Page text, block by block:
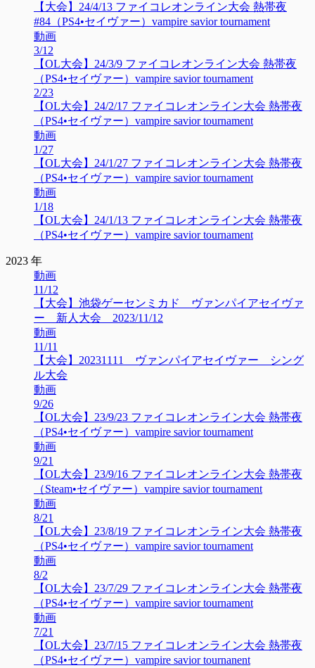
【大会】24/4/13 ファイコレオンライン大会 熱帯夜
#84（PS4•セイヴァー）vampire savior tournament
動画
3/12
【OL大会】24/3/9 ファイコレオンライン大会 熱帯夜
（PS4•セイヴァー）vampire savior tournament
2/23
【OL大会】24/2/17 ファイコレオンライン大会 熱帯夜
（PS4•セイヴァー）vampire savior tournament
動画
1/27
【OL大会】24/1/27 ファイコレオンライン大会 熱帯夜
（PS4•セイヴァー）vampire savior tournament
動画
1/18
【OL大会】24/1/13 ファイコレオンライン大会 熱帯夜
（PS4•セイヴァー）vampire savior tournament
2023 年
動画
11/12
【大会】池袋ゲーセンミカド ヴァンパイアセイヴァ
ー 新人大会 2023/11/12
動画
11/11
【大会】20231111 ヴァンパイアセイヴァー シング
ル大会
動画
9/26
【OL大会】23/9/23 ファイコレオンライン大会 熱帯夜
（PS4•セイヴァー）vampire savior tournament
動画
9/21
【OL大会】23/9/16 ファイコレオンライン大会 熱帯夜
（Steam•セイヴァー）vampire savior tournament
動画
8/21
【OL大会】23/8/19 ファイコレオンライン大会 熱帯夜
（PS4•セイヴァー）vampire savior tournament
動画
8/2
【OL大会】23/7/29 ファイコレオンライン大会 熱帯夜
（PS4•セイヴァー）vampire savior tournament
動画
7/21
【OL大会】23/7/15 ファイコレオンライン大会 熱帯夜
（PS4•セイヴァー）vampire savior tournanent